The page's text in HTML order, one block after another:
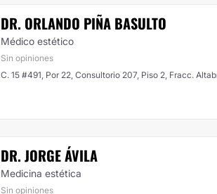
DR. ORLANDO PIÑA BASULTO
Médico estético
Sin opiniones
C. 15 #491, Por 22, Consultorio 207, Piso 2, Fracc.
DR. JORGE ÁVILA
Medicina estética
Sin opiniones